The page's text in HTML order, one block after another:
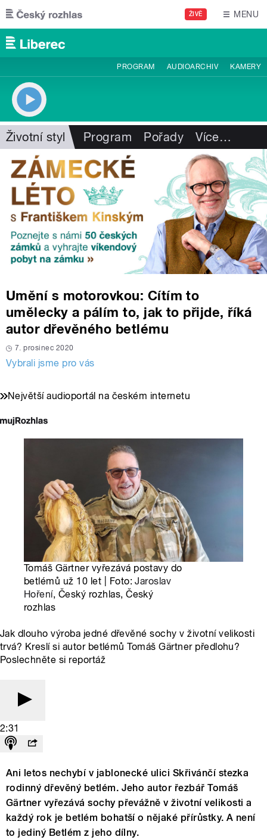
Přejít k hlavnímu obsahu
ŽIVĚ MENU
PROGRAM AUDIOARCHIV KAMERY
Životní styl Program Pořady Více…
Umění s motorovkou: Cítím to
umělecky a pálím to, jak to přijde, říká
autor dřevěného betlému
7. prosinec 2020
Vybrali jsme pro vás
Největší audioportál na českém internetu
Tomáš Gärtner vyřezává postavy do
betlémů už 10 let | Foto:Jaroslav
Hoření, Český rozhlas, Český
rozhlas
Jak dlouho výroba jedné dřevěné sochy v životní velikosti
trvá? Kreslí si autor betlémů Tomáš Gärtner předlohu?
Poslechněte si reportáž
2:31
Ani letos nechybí v jablonecké ulici Skřivánčí stezka
rodinný dřevěný betlém. Jeho autor řezbář Tomáš
Gärtner vyřezává sochy převážně v životní velikosti a
každý rok je betlém bohatší o nějaké přírůstky. A není
to jediný Betlém z jeho dílny.